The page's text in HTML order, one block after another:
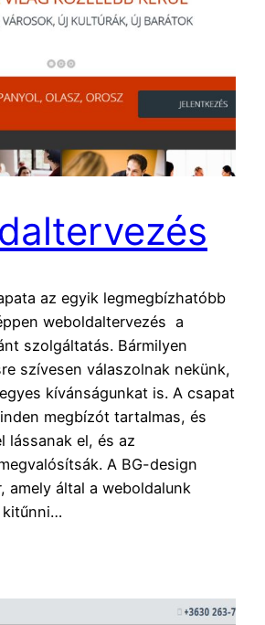
az egyik legmegbízhatóbb
weboldaltervezés a
szolgáltatás. Bármilyen
szívesen válaszolnak nekünk,
kívánságunkat is. A csapat
megbízót tartalmas, és
lássanak el, és az
A BG-design
amely által a weboldalunk
kitűnni…